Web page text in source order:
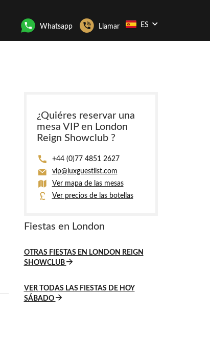
Whatsapp Llamar ES
¿Quiéres reservar una
mesa VIP en London
Reign Showclub ?
+44 (0)77 4851 2627
vip@luxguestlist.com
Ver mapa de las mesas
Ver precios de las botellas
Fiestas en London
OTRAS FIESTAS EN LONDON REIGN
SHOWCLUB
VER TODAS LAS FIESTAS DE HOY
SÁBADO